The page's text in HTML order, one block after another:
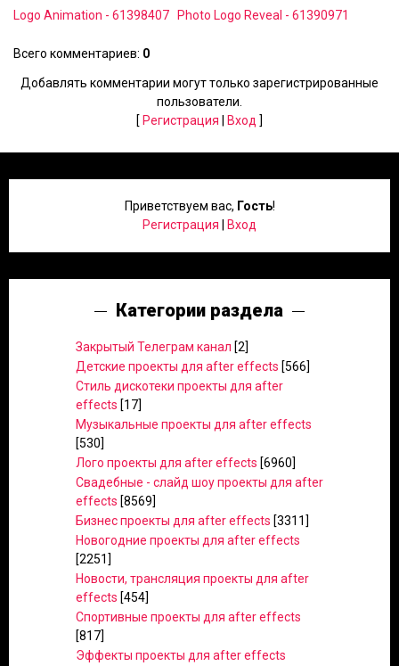
Logo Animation - 61398407 Photo Logo Reveal - 61390971
Всего комментариев: 0
Добавлять комментарии могут только зарегистрированные
пользователи.
[ Регистрация Вход ]
Приветствуем вас, Гость!
Регистрация
Вход
Категории раздела
Закрытый Телеграм канал [2]
Детские проекты для after effects [566]
Стиль дискотеки проекты для after
effects [17]
Музыкальные проекты для after effects
[530]
Лого проекты для after effects [6960]
Свадебные - слайд шоу проекты для after
effects [8569]
Бизнес проекты для after effects [3311]
Новогодние проекты для after effects
[2251]
Новости, трансляция проекты для after
effects [454]
Спортивные проекты для after effects
[817]
Эффекты проекты для after effects